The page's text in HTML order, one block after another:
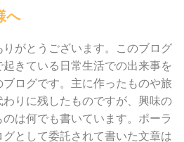
へ
がとうございます。このブログ
きている日常生活での出来事を
ログです。主に作ったものや旅
りに残したものですが、興味の
は何でも書いています。ポーラ
として委託されて書いた文章は